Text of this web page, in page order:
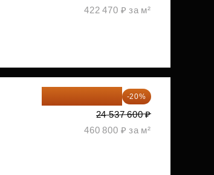
422 470 ₽ за м²
-20%
24 537 600 ₽
460 800 ₽ за м²